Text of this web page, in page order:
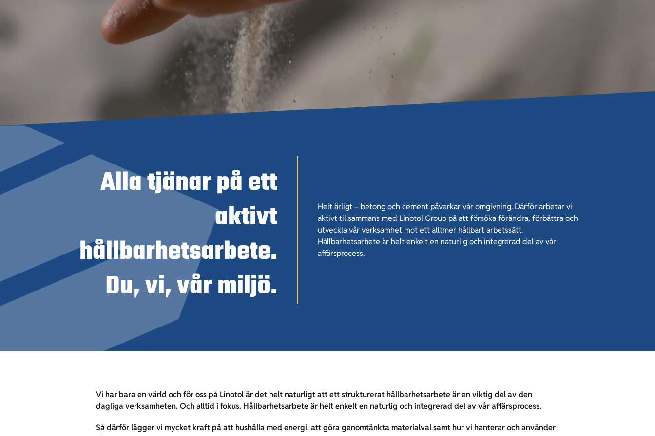
Alla tjänar på ett
aktivt
hållbarhetsarbete.
Du, vi, vår miljö.
Helt ärligt – betong och cement påverkar vår omgivning. Därför arbetar vi
aktivt tillsammans med Linotol Group på att försöka förändra, förbättra och
utveckla vår verksamhet mot ett alltmer hållbart arbetssätt.
Hållbarhetsarbete är helt enkelt en naturlig och integrerad del av vår
affärsprocess.
Vi har bara en värld och för oss på Linotol är det helt naturligt att ett strukturerat hållbarhetsarbete är en viktig del av den
dagliga verksamheten. Och alltid i fokus. Hållbarhetsarbete är helt enkelt en naturlig och integrerad del av vår affärsprocess.
Så därför lägger vi mycket kraft på att hushålla med energi, att göra genomtänkta materialval samt hur vi hanterar och använder